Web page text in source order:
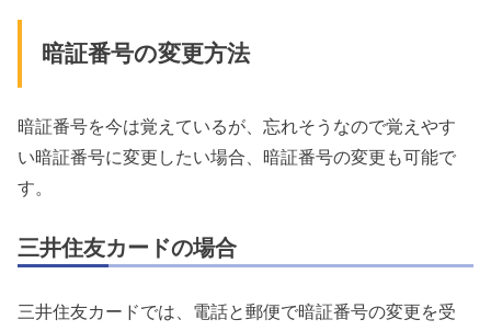
暗証番号の変更方法
暗証番号を今は覚えているが、忘れそうなので覚えやす
い暗証番号に変更したい場合、暗証番号の変更も可能で
す。
三井住友カードの場合
三井住友カードでは、電話と郵便で暗証番号の変更を受